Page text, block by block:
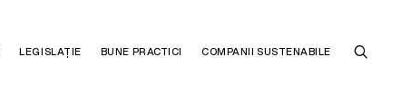
LEGISLAȚIE BUNE PRACTICI COMPANII SUSTENABILE